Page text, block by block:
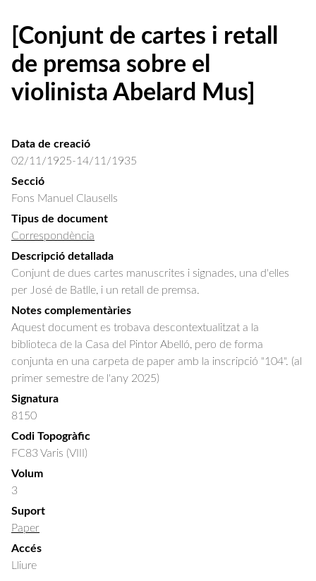
[Conjunt de cartes i retall
de premsa sobre el
violinista Abelard Mus]
Data de creació
02/11/1925-14/11/1935
Secció
Fons Manuel Clausells
Tipus de document
Correspondència
Descripció detallada
Conjunt de dues cartes manuscrites i signades, una d'elles
per José de Batlle, i un retall de premsa.
Notes complementàries
Aquest document es trobava descontextualitzat a la
biblioteca de la Casa del Pintor Abelló, pero de forma
conjunta en una carpeta de paper amb la inscripció "104". (al
primer semestre de l'any 2025)
Signatura
8150
Codi Topogràfic
FC83 Varis (VIII)
Volum
3
Suport
Paper
Accés
Lliure